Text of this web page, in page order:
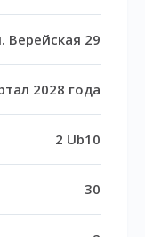
Верейская 29
2028 года
2 Ub10
30